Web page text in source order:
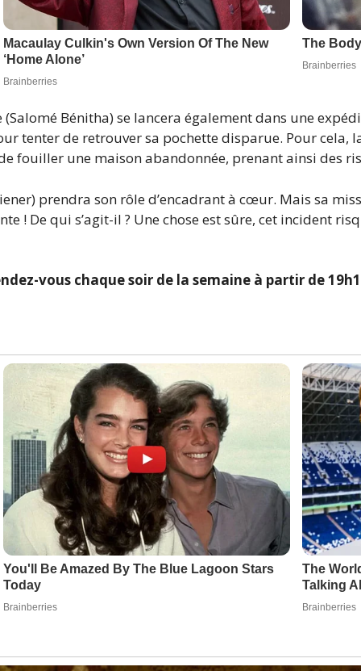
Bénitha) se lancera également dans une
tenter de retrouver sa pochette disparue. Pour
fouiller une maison abandonnée, prenant ainsi des
prendra son rôle d’encadrant à cœur. Mais sa
! De qui s’agit-il ? Une chose est sûre, cet incident
vous chaque soir de la semaine à partir de